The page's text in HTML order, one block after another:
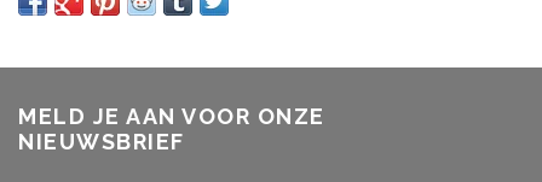
MELD JE AAN VOOR ONZE
NIEUWSBRIEF